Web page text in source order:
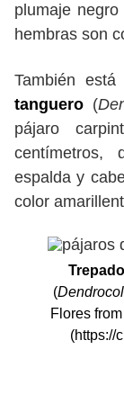
plumaje
hembras son
También está
tanguero (
pájaro
espalda y
color
(
Flores
(https://